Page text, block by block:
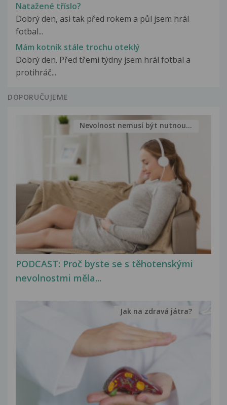
Natažené tříslo?
Dobrý den, asi tak před rokem a půl jsem hrál
fotbal...
Mám kotník stále trochu oteklý
Dobrý den. Před třemi týdny jsem hrál fotbal a
protihráč...
DOPORUČUJEME
PODCAST: Proč byste se s těhotenskými
nevolnostmi měla...
Nevolnost nemusí být nutnou...
Jak na zdravá játra?